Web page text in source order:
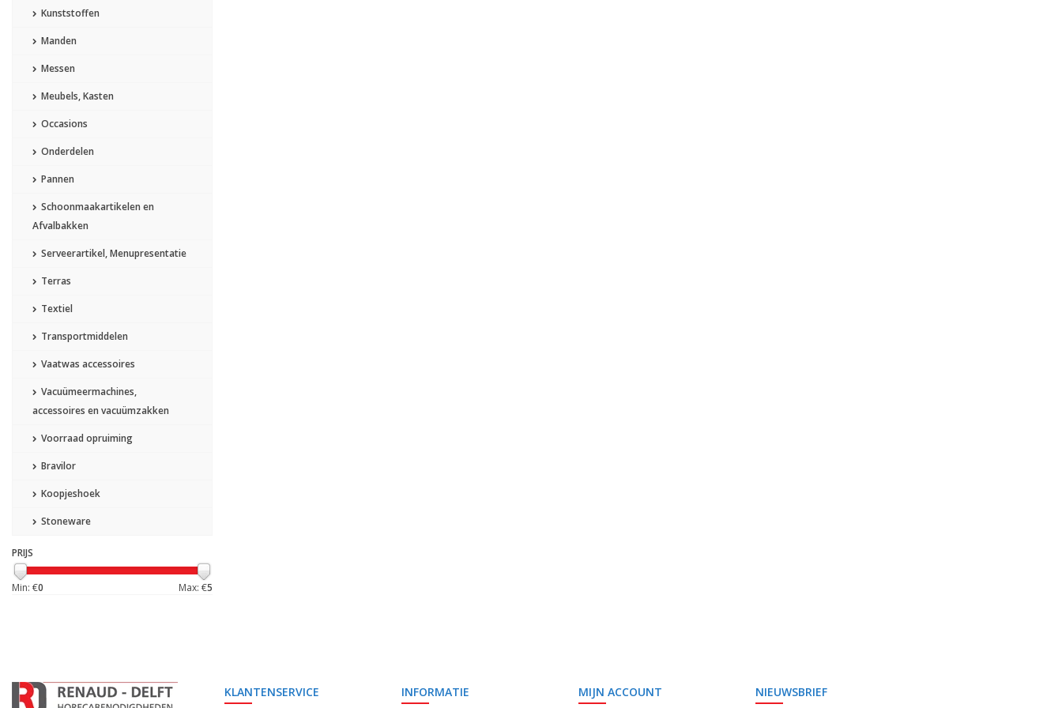
Kunststoffen
Manden
Messen
Meubels, Kasten
Occasions
Onderdelen
Pannen
Schoonmaakartikelen en
Afvalbakken
Serveerartikel, Menupresentatie
Terras
Textiel
Transportmiddelen
Vaatwas accessoires
Vacuümeermachines,
accessoires en vacuümzakken
Voorraad opruiming
Bravilor
Koopjeshoek
Stoneware
PRIJS
Min: €0 Max: €5
KLANTENSERVICE INFORMATIE MIJN ACCOUNT NIEUWSBRIEF